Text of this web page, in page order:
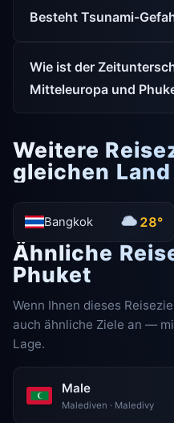
Besteht Tsunami-
Wie ist der
Mitteleuropa und
Weitere
gleichen Land
Bangkok 28°
Ähnliche
Phuket
Wenn Ihnen dieses
auch ähnliche Ziele an —
Lage.
Male
Malediven · Maledivy